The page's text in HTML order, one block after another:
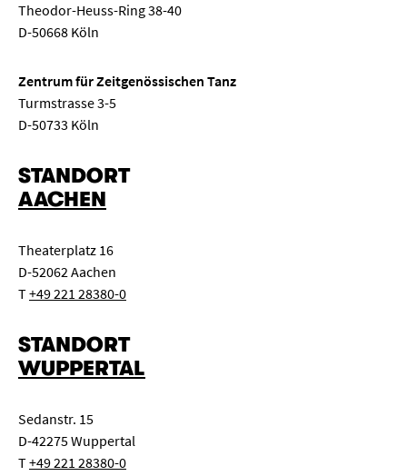
Theodor-Heuss-Ring 38-40
D-50668 Köln
Zentrum für Zeitgenössischen Tanz
Turmstrasse 3-5
D-50733 Köln
STANDORT
AACHEN
Theaterplatz 16
D-52062 Aachen
T+49 221 28380-0
STANDORT
WUPPERTAL
Sedanstr. 15
D-42275 Wuppertal
T+49 221 28380-0